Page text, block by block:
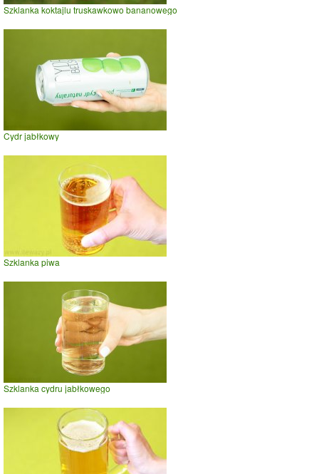
Szklanka koktajlu truskawkowo bananowego
Cydr jabłkowy
Szklanka piwa
Szklanka cydru jabłkowego